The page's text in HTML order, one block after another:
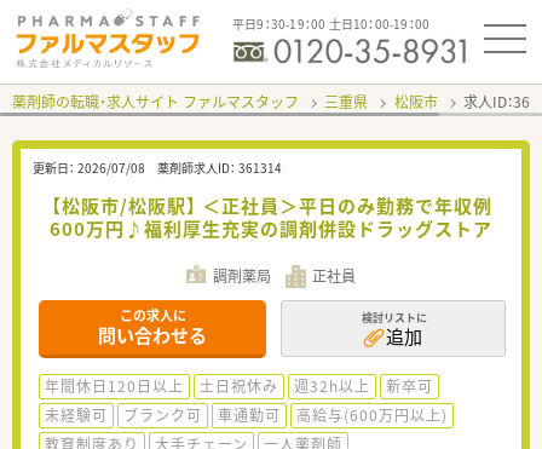
平日9：30-19：00 土日10：00-19：00
薬剤師の転職・求人サイト ファルマスタッフ 三重県 松阪市 求人ID：
更新日： 2026/07/08 薬剤師求人ID： 361314
【松阪市/松阪駅】 ＜正社員＞平日のみ勤務で年収例
600万円♪福利厚生充実の調剤併設ドラッグストア
調剤薬局 正社員
この求人に
問い合わせる
検討リストに
追加
年間休日120日以上 土日祝休み 週32h以上
新卒可
未経験可
ブランク可 車通勤可
高給与(600万円以上)
教育制度あり
大手チェーン 一人薬剤師